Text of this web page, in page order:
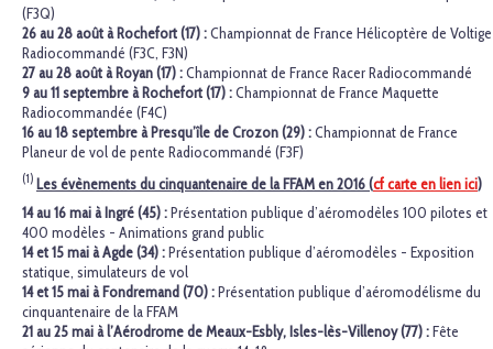
(F3Q)
26 au 28 août à Rochefort (17) :Championnat de France Hélicoptère de Voltige
Radiocommandé (F3C, F3N)
27 au 28 août à Royan (17) :Championnat de France Racer Radiocommandé
9 au 11 septembre à Rochefort (17) :Championnat de France Maquette
Radiocommandée (F4C)
16 au 18 septembre à Presqu’île de Crozon (29) :Championnat de France
Planeur de vol de pente Radiocommandé (F3F)
(1) Les évènements du cinquantenaire de la FFAM en 2016 (cf carte en lien ici)
14 au 16 mai à Ingré (45) :Présentation publique d’aéromodèles 100 pilotes et
400 modèles - Animations grand public
14 et 15 mai à Agde (34) :Présentation publique d’aéromodèles - Exposition
statique, simulateurs de vol
14 et 15 mai à Fondremand (70) :Présentation publique d’aéromodélisme du
cinquantenaire de la FFAM
21 au 25 mai à l’Aérodrome de Meaux-Esbly, Isles-lès-Villenoy (77) :Fête